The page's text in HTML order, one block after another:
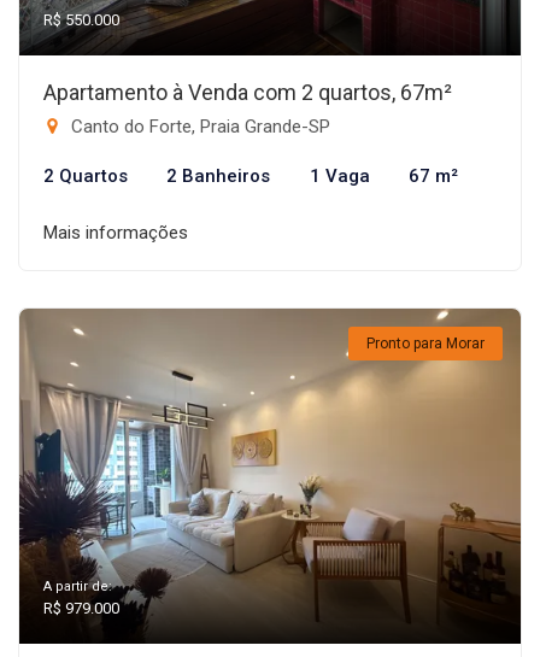
R$ 550.000
Apartamento à Venda com 2 quartos, 67m²
Canto do Forte, Praia Grande-SP
2 Quartos 2 Banheiros 1 Vaga 67 m²
Mais informações
Pronto para Morar
A partir de:
R$ 979.000